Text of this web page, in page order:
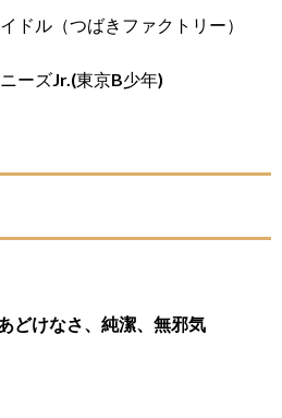
ドル（つばきファクトリー）
ーズJr.(東京B少年)
どけなさ、純潔、無邪気